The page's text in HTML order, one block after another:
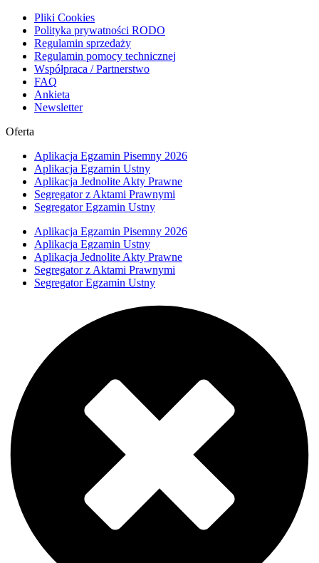
Pliki Cookies
Polityka prywatności RODO
Regulamin sprzedaży
Regulamin pomocy technicznej
Współpraca / Partnerstwo
FAQ
Ankieta
Newsletter
Oferta
Aplikacja Egzamin Pisemny 2026
Aplikacja Egzamin Ustny
Aplikacja Jednolite Akty Prawne
Segregator z Aktami Prawnymi
Segregator Egzamin Ustny
Aplikacja Egzamin Pisemny 2026
Aplikacja Egzamin Ustny
Aplikacja Jednolite Akty Prawne
Segregator z Aktami Prawnymi
Segregator Egzamin Ustny